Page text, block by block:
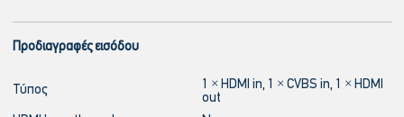
Προδιαγραφές εισόδου
Τύπος
1 × HDMI in, 1 × CVBS in, 1 × HDMI
out